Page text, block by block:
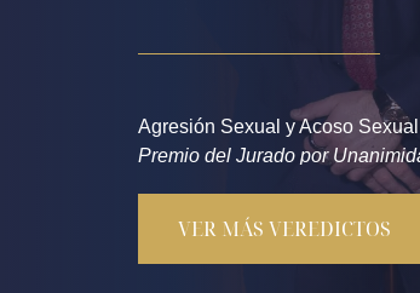
Agresión Sexual y Acoso Sexual
Premio del Jurado por
VER MÁS VEREDICTOS